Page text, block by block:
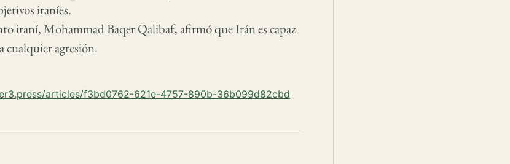
iraníes.
iraní, Mohammad Baqer Qalibaf, afirmó que Irán es capaz
cualquier agresión.
articles/f3bd0762-621e-4757-890b-36b099d82cbd